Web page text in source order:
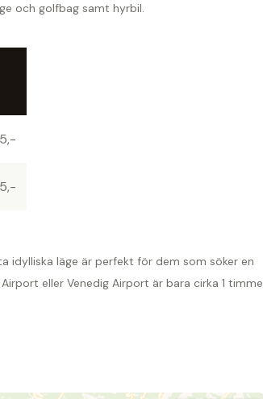
och golfbag samt hyrbil.
idylliska läge är perfekt för dem som söker en
eller Venedig Airport är bara cirka 1 timme